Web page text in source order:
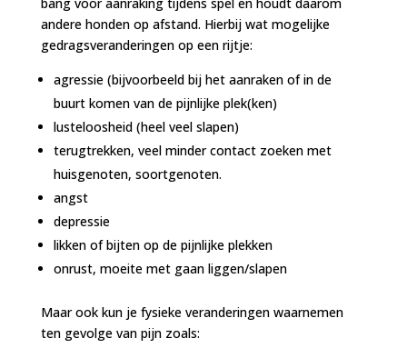
andere honden op afstand. Hierbij wat mogelijke
gedragsveranderingen op een rijtje:
agressie (bijvoorbeeld bij het aanraken of in de
buurt komen van de pijnlijke plek(ken)
lusteloosheid (heel veel slapen)
terugtrekken, veel minder contact zoeken met
huisgenoten, soortgenoten.
angst
depressie
likken of bijten op de pijnlijke plekken
onrust, moeite met gaan liggen/slapen
Maar ook kun je fysieke veranderingen waarnemen
ten gevolge van pijn zoals: